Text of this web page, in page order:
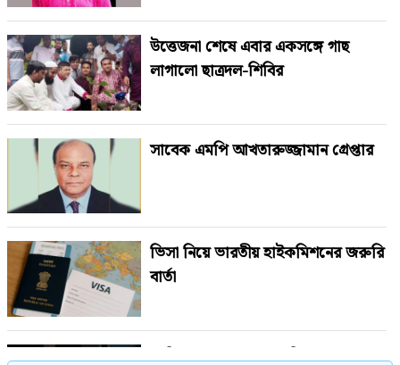
উত্তেজনা শেষে এবার একসঙ্গে গাছ
লাগালো ছাত্রদল-শিবির
সাবেক এমপি আখতারুজ্জামান গ্রেপ্তার
ভিসা নিয়ে ভারতীয় হাইকমিশনের জরুরি
বার্তা
সাকিব আল হাসানের বাড়িতে বোমা